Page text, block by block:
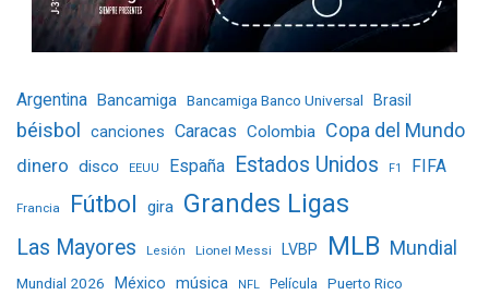
Argentina Bancamiga Bancamiga Banco Universal Brasil
béisbol canciones Caracas Colombia Copa del Mundo
dinero disco EEUU España Estados Unidos F1 FIFA
Francia Fútbol gira Grandes Ligas
Las Mayores Lesión Lionel Messi LVBP MLB Mundial
Mundial 2026 México música NFL Película Puerto Rico